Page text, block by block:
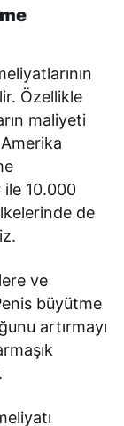
Özellikle
maliyeti
ile 10.000
de
ve
büyütme
artırmayı